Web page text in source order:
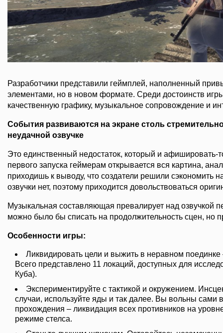
Разработчики представили геймплей, наполненный
элементами, но в новом формате. Среди достоинств
качественную графику, музыкальное сопровождение и
События развиваются на экране столь
неудачной озвучке
Это единственный недостаток, который и афишировать-
первого запуска геймерам открывается вся картина,
приходишь к выводу, что создатели решили сэкономить
озвучки нет, поэтому приходится довольствоваться
Музыкальная составляющая превалирует над озвучкой
можно было бы списать на продолжительность сцен, но
Особенности игры:
Ликвидировать цели и выжить в неравном поединке
Всего представлено 11 локаций, доступных для
Куба).
Экспериментируйте с тактикой и окружением.
случаи, используйте яды и так далее. Вы вольны сами
прохождения – ликвидация всех противников на
режиме стелса.